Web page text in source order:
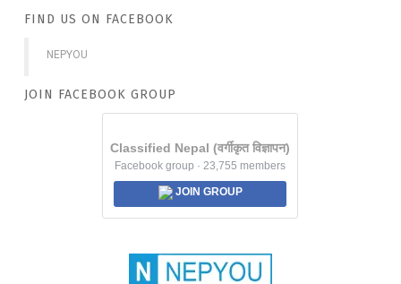
FIND US ON FACEBOOK
NEPYOU
JOIN FACEBOOK GROUP
Classified Nepal (वर्गीकृत विज्ञापन)
Facebook group · 23,755 members
JOIN GROUP